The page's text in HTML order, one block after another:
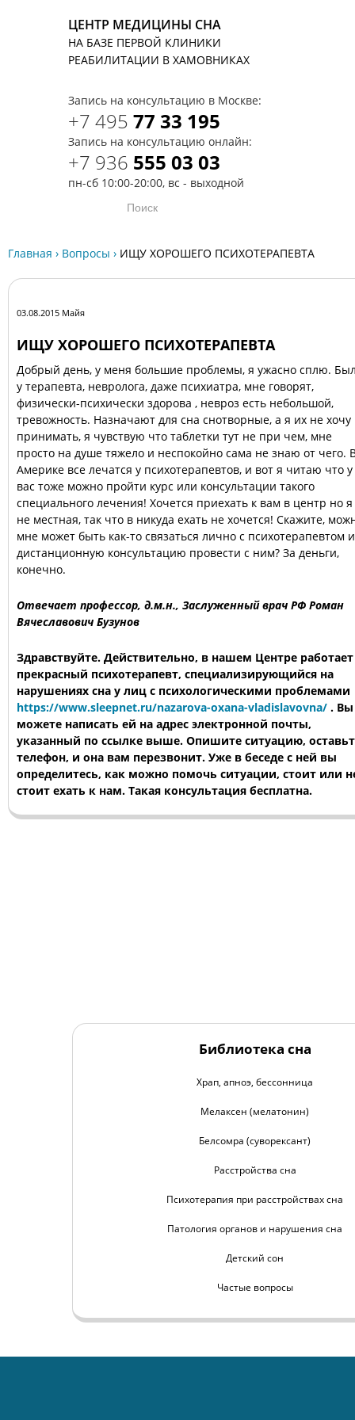
ЦЕНТР МЕДИЦИНЫ СНА
НА БАЗЕ ПЕРВОЙ КЛИНИКИ
РЕАБИЛИТАЦИИ В ХАМОВНИКАХ
Запись на консультацию в Москве:
+7 495 77 33 195
Запись на консультацию онлайн:
+7 936 555 03 03
пн-сб 10:00-20:00, вс - выходной
Главная › Вопросы › ИЩУ ХОРОШЕГО ПСИХОТЕРАПЕВТА
03.08.2015 Майя
ИЩУ ХОРОШЕГО ПСИХОТЕРАПЕВТА
Добрый день, у меня большие проблемы, я ужасно сплю.
у терапевта, невролога, даже психиатра, мне говорят,
физически-психически здорова , невроз есть небольшой,
тревожность. Назначают для сна снотворные, а я их не хочу
принимать, я чувствую что таблетки тут не при чем, мне
просто на душе тяжело и неспокойно сама не знаю от чего.
Америке все лечатся у психотерапевтов, и вот я читаю что у
вас тоже можно пройти курс или консультации такого
специального лечения! Хочется приехать к вам в центр но я
не местная, так что в никуда ехать не хочется! Скажите,
мне может быть как-то связаться лично с психотерапевтом и
дистанционную консультацию провести с ним? За деньги,
конечно.
Отвечает профессор, д.м.н., Заслуженный врач РФ Роман
Вячеславович Бузунов
Здравствуйте. Действительно, в нашем Центре работает
прекрасный психотерапевт, специализирующийся на
нарушениях сна у лиц с психологическими проблемами
https://www.sleepnet.ru/nazarova-oxana-vladislavovna/ . Вы
можете написать ей на адрес электронной почты,
указанный по ссылке выше. Опишите ситуацию,
телефон, и она вам перезвонит. Уже в беседе с ней вы
определитесь, как можно помочь ситуации, стоит или
стоит ехать к нам. Такая консультация бесплатна.
Библиотека сна
Храп, апноэ, бессонница
Мелаксен (мелатонин)
Белсомра (суворексант)
Расстройства сна
Психотерапия при расстройствах сна
Патология органов и нарушения сна
Детский сон
Частые вопросы